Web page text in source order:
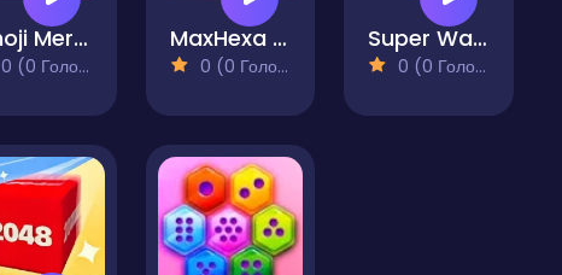
Emoji Merge
0 (0 Голосів)
MaxHexa Merge
0 (0 Голосів)
Super Watermelon
0 (0 Голосів)